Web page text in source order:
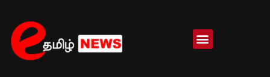
Skip
to
content